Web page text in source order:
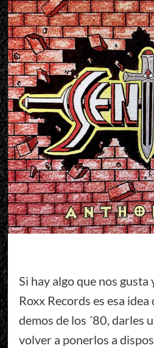
Si hay algo que nos gusta
Roxx Records es esa
demos de los ´80, darles
volver a ponerlos a